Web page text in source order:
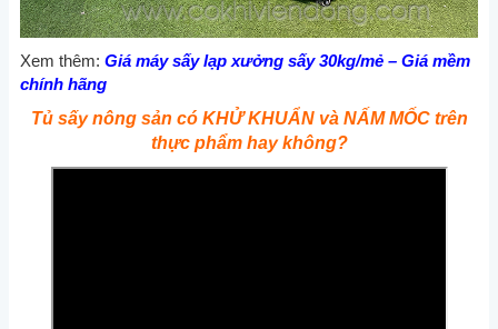
Xem thêm: Giá máy sấy lạp xưởng sấy 30kg/mẻ – Giá mềm
chính hãng
Tủ sấy nông sản có KHỬ KHUẨN và NẤM MỐC trên
thực phẩm hay không?